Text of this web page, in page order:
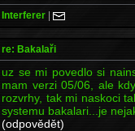
Interferer |
re: Bakalaři
uz se mi povedlo si
mam verzi 05/06, ale
rozvrhy, tak mi naskoci
systemu bakalari...je
(odpovědět)